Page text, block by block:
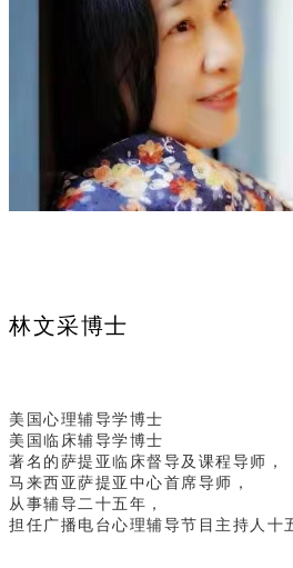
林文采博士
美国心理辅导学博士
美国临床辅导学博士
著名的萨提亚临床督导及课程导师，
马来西亚萨提亚中心首席导师，
从事辅导二十五年，
担任广播电台心理辅导节目主持人十